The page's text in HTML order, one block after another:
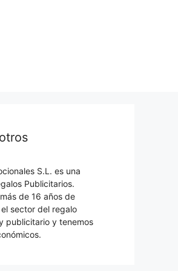
S.L. es una
Publicitarios.
de 16 años de
sector del regalo
publicitario y tenemos